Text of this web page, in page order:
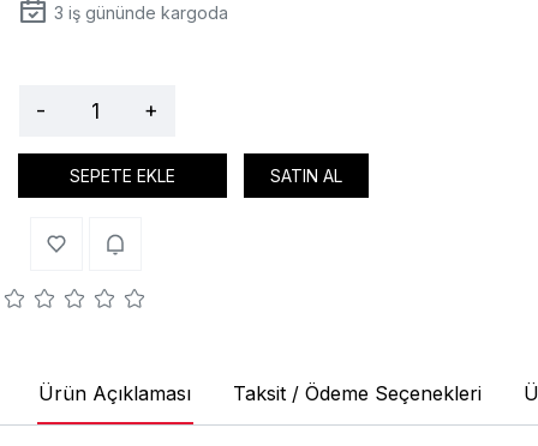
3 iş gününde kargoda
- +
SEPETE EKLE SATIN AL
Ürün Açıklaması Taksit / Ödeme Seçenekleri